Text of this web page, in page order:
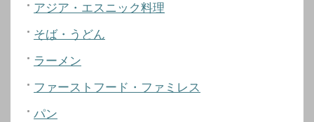
アジア・エスニック料理
そば・うどん
ラーメン
ファーストフード・ファミレス
パン